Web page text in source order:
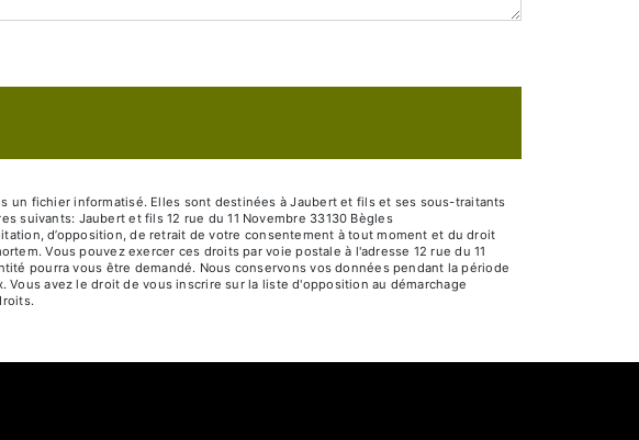
fichier informatisé. Elles sont destinées à Jaubert et fils et ses sous-traitants
suivants: Jaubert et fils 12 rue du 11 Novembre 33130 Bègles
d’opposition, de retrait de votre consentement à tout moment et du droit
Vous pouvez exercer ces droits par voie postale à l'adresse 12 rue du 11
pourra vous être demandé. Nous conservons vos données pendant la période
avez le droit de vous inscrire sur la liste d'opposition au démarchage